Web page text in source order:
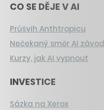
CO SE DĚJE V AI
Průšvih Anthtropicu
Nečekaný směr AI
Kurzy, jak AI vypnout
INVESTICE
Sázka na Xerox